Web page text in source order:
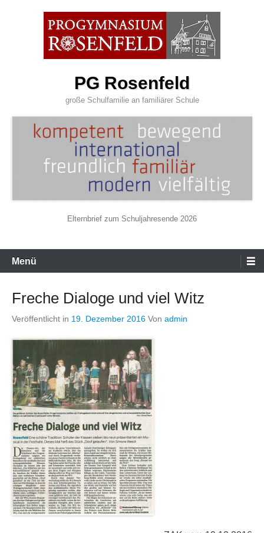
PG Rosenfeld
große Schulfamilie an familiärer Schule
Elternbrief zum Schuljahresende 2026
Primäres
Menü
Menü
Freche Dialoge und viel Witz
Veröffentlicht in 19. Dezember 2016 Von admin